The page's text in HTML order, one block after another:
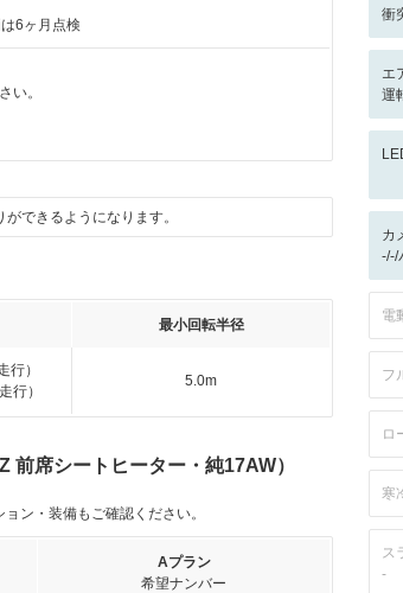
6ヶ月点検
い。
できるようになります。
最小回転半径
行）
行）
5.0m
前席シートヒーター・純17AW）
ン・装備もご確認ください。
Aプラン
希望ナンバー
衝
エ
運
カ
-/-/
電
フ
ロ
寒
ス
-